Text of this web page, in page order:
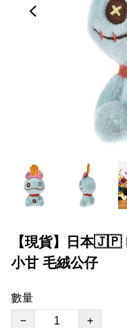
【現貨】日本🇯🇵
小甘 毛絨公仔
數量
−
+